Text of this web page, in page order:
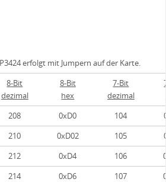
erfolgt mit Jumpern auf der Karte.
8-Bit
dezimal
8-Bit
hex
7-Bit
dezimal
208 0xD0 104
210 0xD02 105
212 0xD4 106
214 0xD6 107